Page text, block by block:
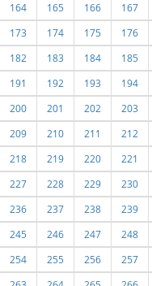
164
165 166 167
173
174 175 176
182
183 184 185
191
192 193 194
200
201 202 203
209
210 211 212
218
219 220 221
227
228 229 230
236
237 238 239
245
246 247 248
254
255 256 257